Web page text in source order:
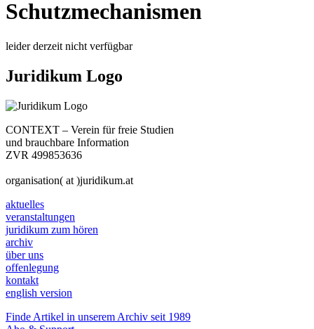
Schutzmechanismen
leider derzeit nicht verfügbar
Juridikum Logo
CONTEXT – Verein für freie Studien
und brauchbare Information
ZVR 499853636
organisation( at )juridikum.at
aktuelles
veranstaltungen
juridikum zum hören
archiv
über uns
offenlegung
kontakt
english version
Finde Artikel in unserem Archiv seit 1989